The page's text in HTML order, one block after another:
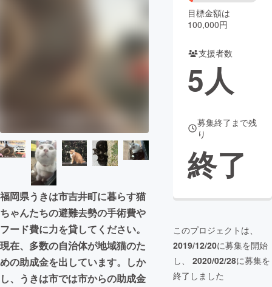
CAMPFIRE for Social Good
CAMPFIRE Creation
コミュニティ
福岡県うきは市吉井町に暮らす猫
ちゃんたちの避難去勢の手術費や
フード費に力を貸してください。
現在、多数の自治体が地域猫のた
めの助成金を出しています。しか
し、うきは市では市からの助成金
目標金額は
100,000円
支援者数
5人
募集終了まで残
り
終了
このプロジェクトは、
2019/12/20に募集を開始
し、 2020/02/28に募集を
終了しました